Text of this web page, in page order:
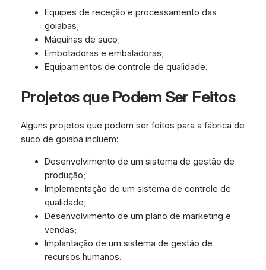
Equipes de receção e processamento das
goiabas;
Máquinas de suco;
Embotadoras e embaladoras;
Equipamentos de controle de qualidade.
Projetos que Podem Ser Feitos
Alguns projetos que podem ser feitos para a fábrica de
suco de goiaba incluem:
Desenvolvimento de um sistema de gestão de
produção;
Implementação de um sistema de controle de
qualidade;
Desenvolvimento de um plano de marketing e
vendas;
Implantação de um sistema de gestão de
recursos humanos.